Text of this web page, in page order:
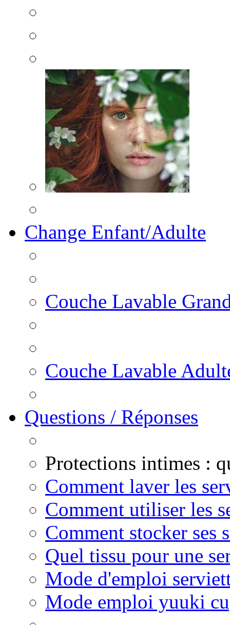
Change Enfant/Adulte
Couche Lavable
Couche Lavable
Questions / Réponses
Protections intimes :
Comment laver les
Comment utiliser les
Comment stocker ses
Quel tissu pour une
Mode d'emploi
Mode emploi yuuki